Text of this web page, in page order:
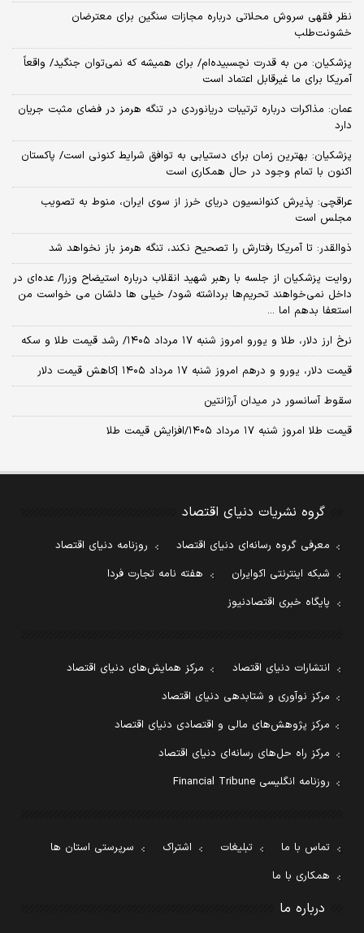
نظر فقهی سروش محلاتی درباره مجازات سنگین برای معترضان
خشونت‌طلب
پزشکیان: من به قدرت نچسبیده‌ام/ برای همیشه که نمی‌توان جنگید/ واقعاً
آمریکا برای ما غیرقابل اعتماد است
عمان: مذاکرات درباره ترتیبات دریانوردی در تنگه هرمز در فضای مثبت جریان
دارد
پزشکیان‌: بهترین زمان برای دستیابی به توافق شرایط کنونی است/ پاکستان
اکنون با تمام وجود در حال همکاری است
عراقچی: پذیرش کنوانسیون دریای خرز از سوی ایران، منوط به تصویب
مجلس است
ذوالقدر: تا آمریکا رفتارش را تصحیح نکند، تنگه هرمز باز نخواهد شد
روایت پزشکیان از جلسه با رهبر شهید انقلاب درباره استیضاح وزرا/ عده‌ای در
داخل نمی‌خواهند تحریم‌ها برداشته شود/ خیلی ها دلشان می خواست من
استعفا بدهم اما ...
نرخ ارز دلار، طلا و یورو امروز شنبه ۱۷ مرداد ۱۴۰۵/ رشد قیمت طلا و سکه
قیمت دلار، یورو و درهم امروز شنبه ۱۷ مرداد ۱۴۰۵ |کاهش قیمت دلار
سقوط آسانسور در میدان آرژانتین
قیمت طلا امروز شنبه ۱۷ مرداد ۱۴۰۵/افزایش قیمت طلا
گروه نشریات دنیای اقتصاد
معرفی گروه رسانه‌ای دنیای اقتصاد
روزنامه دنیای اقتصاد
شبکه اینترنتی اکوایران
هفته نامه تجارت فردا
پایگاه خبری اقتصادنیوز
انتشارات دنیای اقتصاد
مرکز همایش‌های دنیای اقتصاد
مرکز نوآوری و شتابدهی دنیای اقتصاد
مرکز پژوهش‌های مالی و اقتصادی دنیای اقتصاد
مرکز راه حل‌های رسانه‌ای دنیای اقتصاد
روزنامه انگلیسی Financial Tribune
تماس با ما تبلیغات اشتراک
سرپرستی استان ها
همکاری با ما
درباره ما